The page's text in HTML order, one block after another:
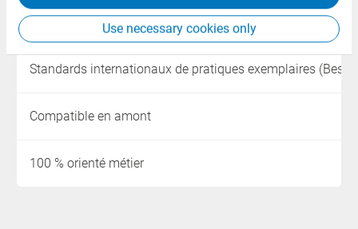
Use necessary cookies only
Disponible en version Cloud
Standards internationaux de pratiques exemplaires (Best
Compatible en amont
100 % orienté métier